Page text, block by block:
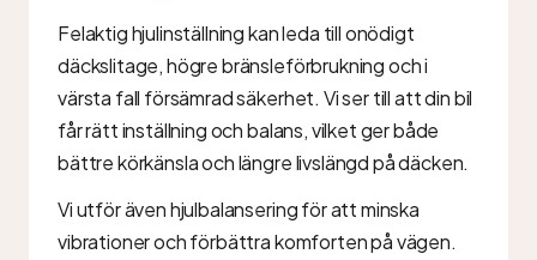
Felaktig hjulinställning kan leda till onödigt
däckslitage, högre bränsleförbrukning och i
värsta fall försämrad säkerhet. Vi ser till att din bil
får rätt inställning och balans, vilket ger både
bättre körkänsla och längre livslängd på däcken.
Vi utför även hjulbalansering för att minska
vibrationer och förbättra komforten på vägen.